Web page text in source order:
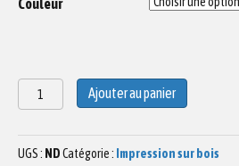
Couleur
quantité
de
sur
bois
Ajouter au panier
UGS : NDCatégorie : Impression sur bois